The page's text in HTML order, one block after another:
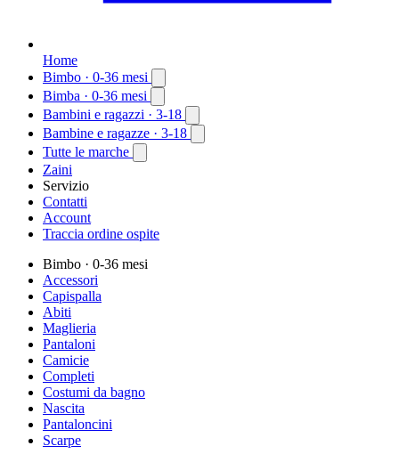
Home
Bimbo · 0-36 mesi
Bimba · 0-36 mesi
Bambini e ragazzi · 3-18
Bambine e ragazze · 3-18
Tutte le marche
Zaini
Servizio
Contatti
Account
Traccia ordine ospite
Bimbo · 0-36 mesi
Accessori
Capispalla
Abiti
Maglieria
Pantaloni
Camicie
Completi
Costumi da bagno
Nascita
Pantaloncini
Scarpe